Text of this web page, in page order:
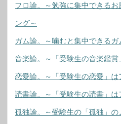
フロ論。～勉強に集中できるお
ング～
ガム論。～噛むと集中できるガ
音楽論。～「受験生の音楽鑑賞
恋愛論。～「受験生の恋愛」は
読書論。～「受験生の読書」は
孤独論。～受験生の「孤独」の